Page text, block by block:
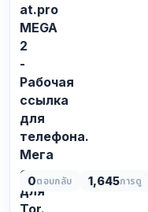
альтернативные
домены,
которые
копируют
at.pro
MEGA
2
-
Рабочая
ссылка
для
телефона.
Мега
ссылка
для
Tor.
0ตอบกลับ 1,645การดู